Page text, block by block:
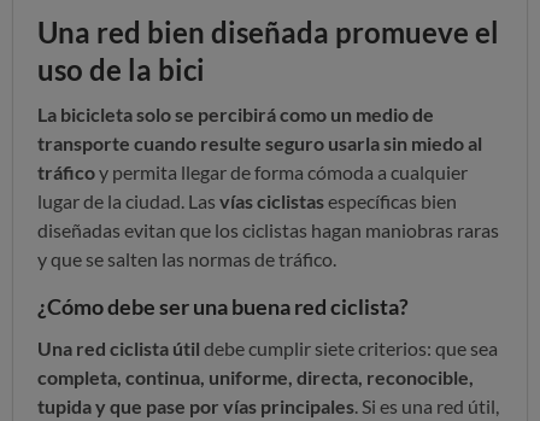
Una red bien diseñada promueve el
uso de la bici
La bicicleta solo se percibirá como un medio de
transporte cuando resulte seguro usarla sin miedo al
tráficoy permita llegar de forma cómoda a cualquier
lugar de la ciudad. Las vías ciclistasespecíficas bien
diseñadas evitan que los ciclistas hagan maniobras raras
y que se salten las normas de tráfico.
¿Cómo debe ser una buena red ciclista?
Una red ciclista útil debe cumplir siete criterios: que sea
completa, continua, uniforme, directa, reconocible,
tupida y que pase por vías principales . Si es una red útil,